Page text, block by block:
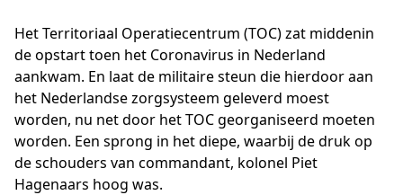
Het Territoriaal Operatiecentrum (TOC) zat middenin
de opstart toen het Coronavirus in Nederland
aankwam. En laat de militaire steun die hierdoor aan
het Nederlandse zorgsysteem geleverd moest
worden, nu net door het TOC georganiseerd moeten
worden. Een sprong in het diepe, waarbij de druk op
de schouders van commandant, kolonel Piet
Hagenaars hoog was.